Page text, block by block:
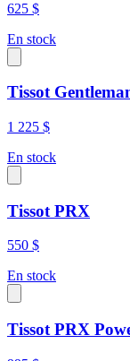
625 $
En stock
Tissot
1 225 $
En stock
Tissot PRX
550 $
En stock
Tissot PRX